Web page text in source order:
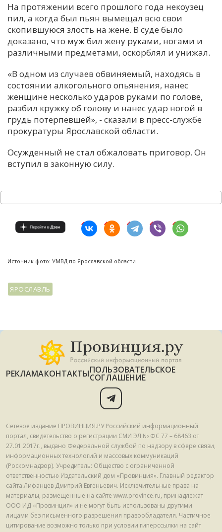
М
Н
Х
Ч
На протяжении всего прошлого года некоузец
пил, а когда был пьян вымещал всю свои
скопившуюся злость на жене. В суде было
доказано, что муж бил жену руками, ногами и
различными предметами, оскорблял и унижал.
«В одном из случаев обвиняемый, находясь в
состоянии алкогольного опьянения, нанес
женщине несколько ударов руками по голове,
разбил кружку об голову и нанес удар ногой в
грудь потерпевшей», - сказали в пресс-службе
прокуратуры Ярославской области.
Осужденный не стал обжаловать приговор. Он
вступил в законную силу.
Источник фото: УМВД по Ярославской области
ЯРОСЛАВЛЬ
РЕКЛАМАКОНТАКТЫПОЛЬЗОВАТЕЛЬСКОЕ
СОГЛАШЕНИЕ
Сетевое издание ПРОВИНЦИЯ.РУ Российский информационный
портал, свидетельство о регистрации СМИ ЭЛ № ФС 77 – 68463 от
27.01.2017г., выдано Федеральной службой по надзору в сфере связи,
информационных технологий и массовых коммуникаций
(Роскомнадзор). Учредитель: Общество с ограниченной
ответственностью Издательский дом «Провинция». Главный редактор
сайта Лифанцев Дмитрий Евгеньевич. Исключительные права на
материалы, размещенные на сайте www.province.ru, принадлежат
ООО ИД «Провинция» и не могут быть использованы другими
лицами без письменного разрешения правообладателя. Частичное
цитирование возможно только при условии гиперссылки на сайт